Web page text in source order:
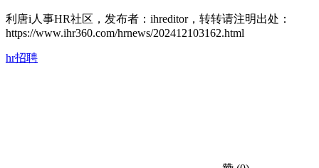
利唐i人事HR社区，发布者：ihreditor，转转请注明出处：
https://www.ihr360.com/hrnews/202412103162.html
hr招聘